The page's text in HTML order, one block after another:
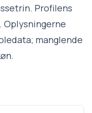
Profilens
Oplysningerne
manglende